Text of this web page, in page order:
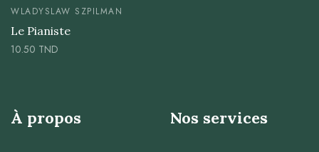
WLADYSLAW SZPILMAN
Le Pianiste
10.50 TND
À propos Nos services